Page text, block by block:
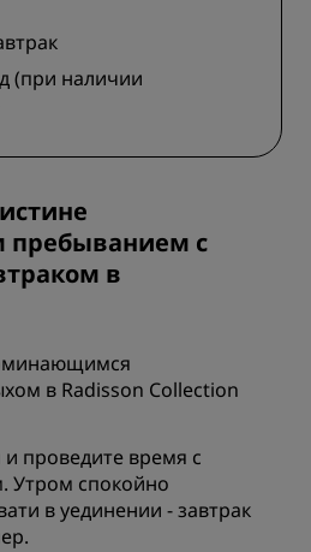
пребыванием с
в
в Radisson Collection
проведите время с
Утром спокойно
в уединении - завтрак
(при наличии